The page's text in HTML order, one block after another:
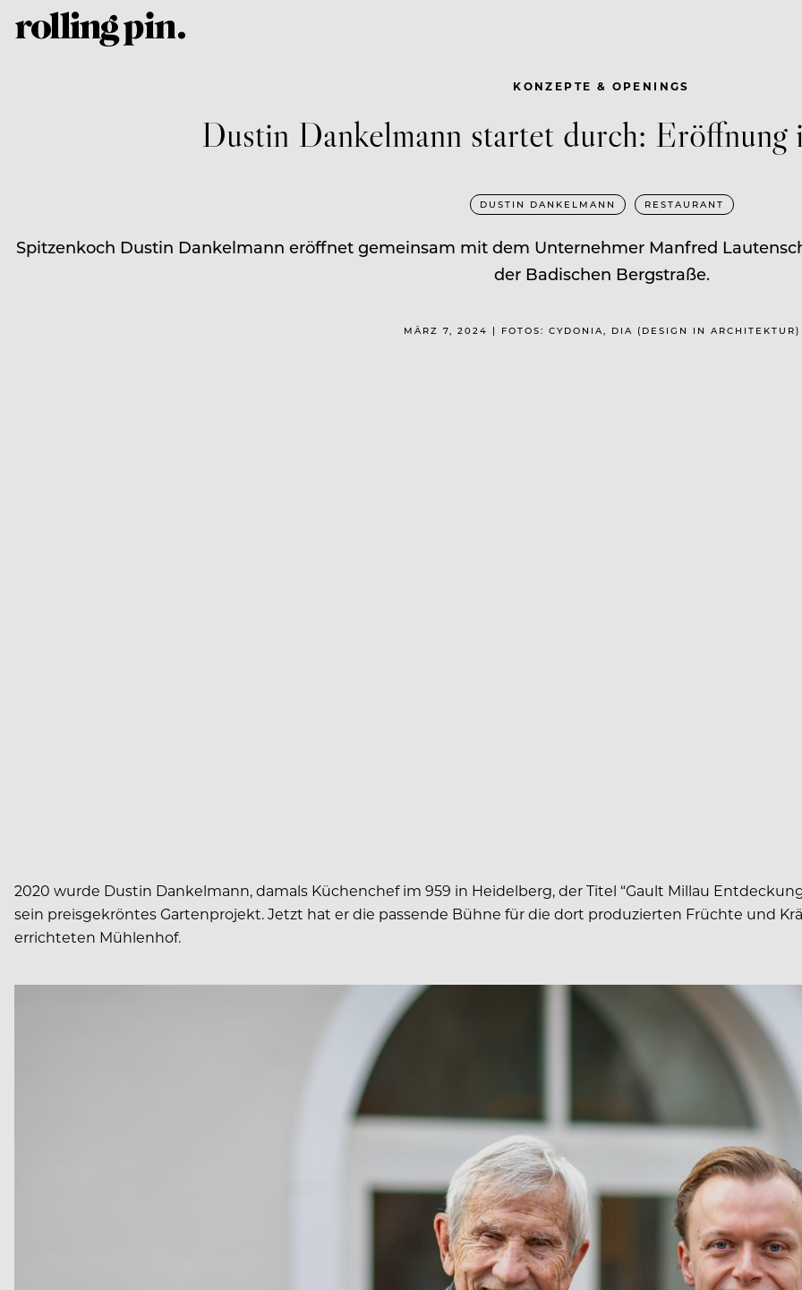
KONZEPTE & OPENINGS
Dustin Dankelmann startet durch: Eröffnung
DUSTIN DANKELMANN RESTAURANT
Spitzenkoch Dustin Dankelmann eröffnet gemeinsam mit dem Unternehmer Manfred
der Badischen Bergstraße.
MÄRZ 7, 2024 | FOTOS: CYDONIA, DIA (DESIGN IN ARCHITEKTUR)
2020 wurde Dustin Dankelmann, damals Küchenchef im 959 in Heidelberg, der Titel “Gault Millau
sein preisgekröntes Gartenprojekt. Jetzt hat er die passende Bühne für die dort produzierten Früchte und
errichteten Mühlenhof.